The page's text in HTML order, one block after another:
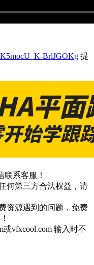
BrlJGOKg 提
系客服！
何第三方合法权益，请
资源遇到的问题，免费
vfxcool.com 输入时不